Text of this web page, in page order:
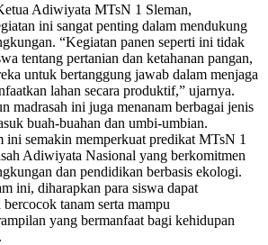
Adiwiyata MTsN 1 Sleman,
ini sangat penting dalam mendukung
“Kegiatan panen seperti ini tidak
tentang pertanian dan ketahanan pangan,
untuk bertanggung jawab dalam menjaga
lahan secara produktif,” ujarnya.
madrasah ini juga menanam berbagai jenis
buah-buahan dan umbi-umbian.
ini semakin memperkuat predikat MTsN 1
Adiwiyata Nasional yang berkomitmen
dan pendidikan berbasis ekologi.
ini, diharapkan para siswa dapat
tanam serta mampu
yang bermanfaat bagi kehidupan